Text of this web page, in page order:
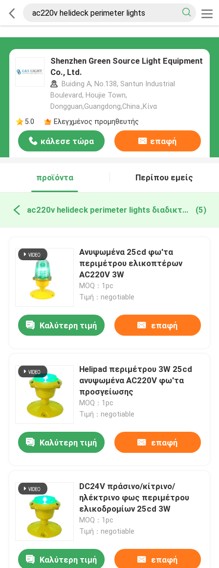
Shenzhen Green Source Light Equipment
Co., Ltd.
Buiding A, No.138, Santun Industrial
Boulevard, Houjie Town,
Dongguan,Guangdong,China.,Κίνα
5.0
Ελεγχμένος προμηθευτής
κάλεσε τώρα επαφή
προϊόντα Περίπου εμείς
ac220v helideck perimeter lights διαδικτυακή κατασκευή (5)
Ανυψωμένα 25cd φω'τα
περιμέτρου ελικοπτέρων
AC220V 3W
MOQ：1pc
Τιμή：negotiable
Καλύτερη τιμή επαφή
Helipad περιμέτρου 3W 25cd
ανυψωμένα AC220V φω'τα
προσγείωσης
MOQ：1pc
Τιμή：negotiable
Καλύτερη τιμή επαφή
DC24V πράσινο/κίτρινο/
ηλέκτρινο φως περιμέτρου
ελικοδρομίων 25cd 3W
MOQ：1pc
Τιμή：negotiable
Καλύτερη τιμή επαφή